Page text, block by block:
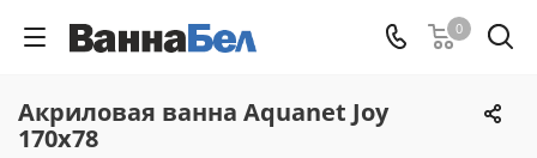
0
Акриловая ванна Aquanet Joy
170x78